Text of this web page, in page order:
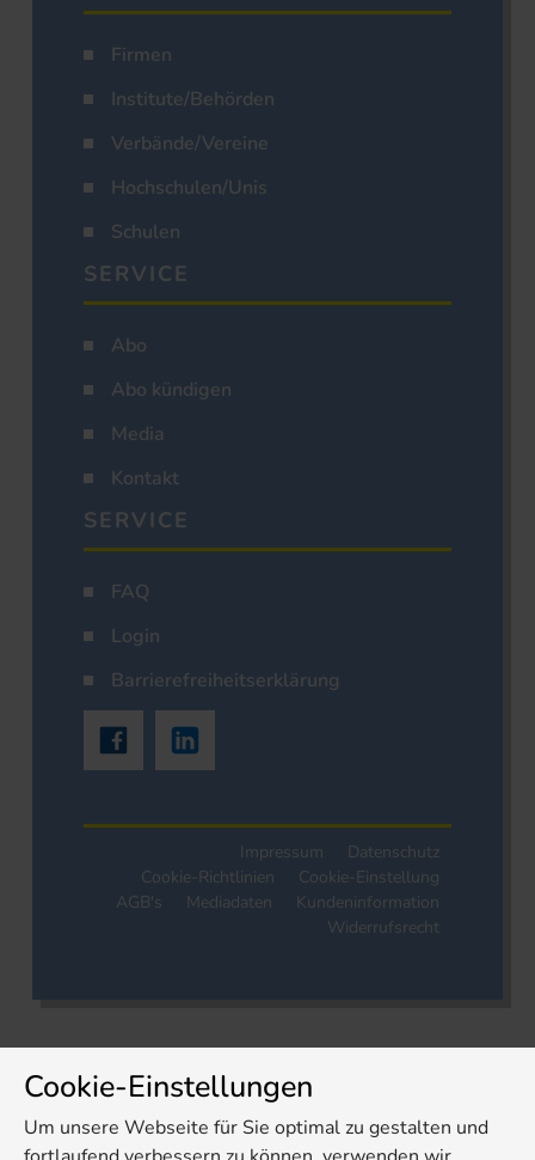
Firmen
Institute/Behörden
Verbände/Vereine
Hochschulen/Unis
Schulen
SERVICE
Abo
Abo kündigen
Media
Kontakt
SERVICE
FAQ
Login
Barrierefreiheitserklärung
Impressum
Datenschutz
Cookie-Richtlinien
Cookie-Einstellung
AGB's
Mediadaten
Kundeninformation
Widerrufsrecht
Cookie-Einstellungen
Um unsere Webseite für Sie optimal zu gestalten und